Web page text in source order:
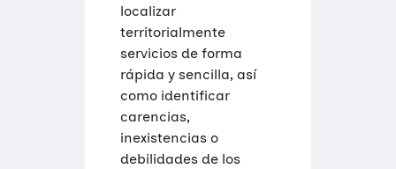
localizar
territorialmente
servicios de forma
rápida y sencilla, así
como identificar
carencias,
inexistencias o
debilidades de los